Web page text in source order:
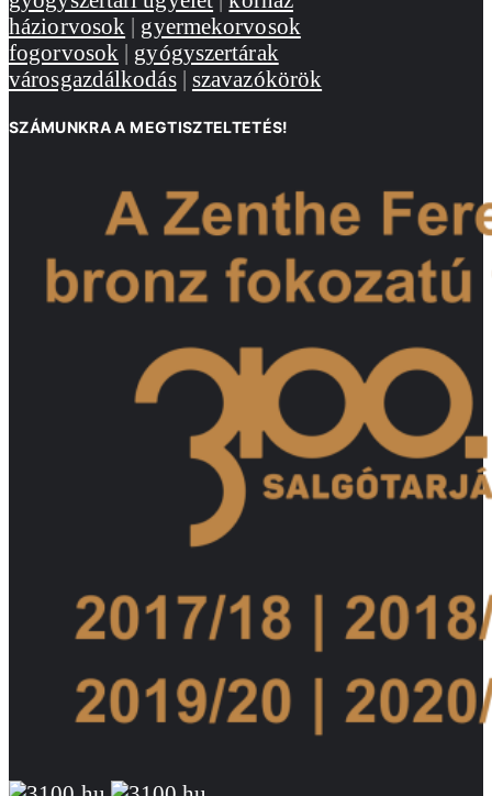
háziorvosok | gyermekorvosok
fogorvosok | gyógyszertárak
városgazdálkodás| szavazókörök
SZÁMUNKRA A MEGTISZTELTETÉS!